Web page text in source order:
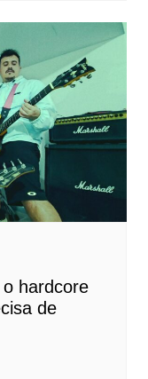
hardcore
de